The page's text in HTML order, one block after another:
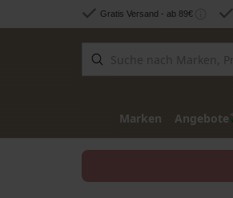
Zum Inhalt springenGratis Versand - ab 89€
Marken Angebote